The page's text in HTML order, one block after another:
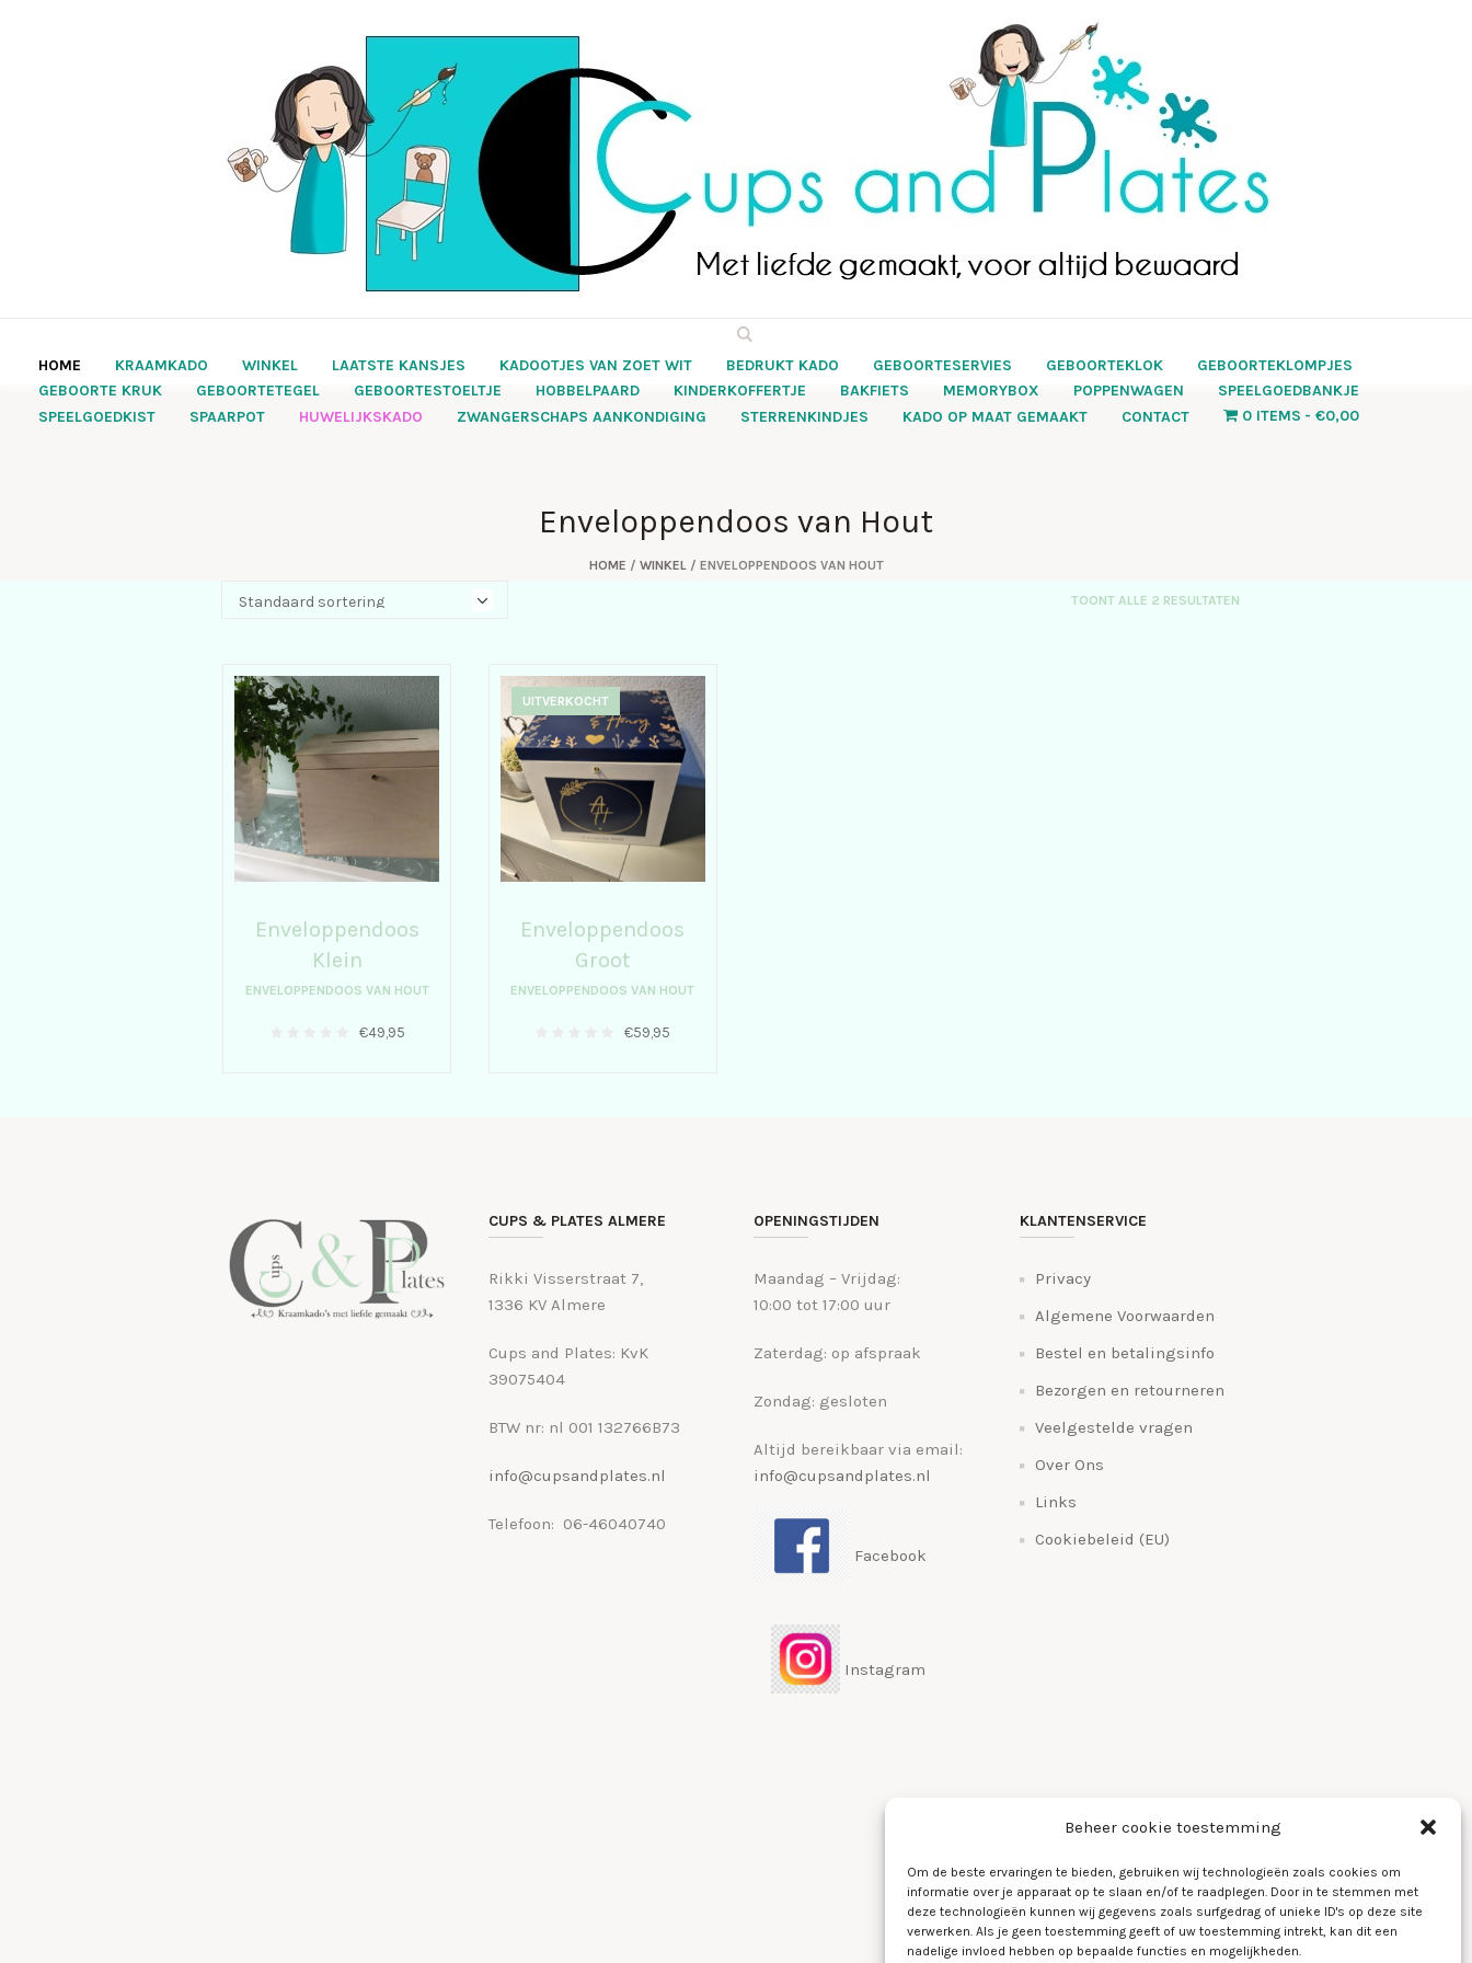
Beheer cookie toestemming
Om de beste ervaringen te bieden, gebruiken wij technologieën zoals cookies om
informatie over je apparaat op te slaan en/of te raadplegen. Door in te stemmen met
deze technologieën kunnen wij gegevens zoals surfgedrag of unieke ID's op deze site
verwerken. Als je geen toestemming geeft of uw toestemming intrekt, kan dit een
nadelige invloed hebben op bepaalde functies en mogelijkheden.
HOME KRAAMKADO WINKEL LAATSTE KANSJES KADOOTJES VAN ZOET WIT BEDRUKT KADO GEBOORTESERVIES GEBOORTEKLOK
GEBOORTEKLOMPJES
GEBOORTE KRUK
GEBOORTETEGEL GEBOORTESTOELTJE HOBBELPAARD KINDERKOFFERTJE BAKFIETS MEMORYBOX POPPENWAGEN
SPEELGOEDBANKJE
SPEELGOEDKIST
SPAARPOT HUWELIJKSKADO ZWANGERSCHAPS AANKONDIGING STERRENKINDJES KADO OP MAAT GEMAAKT CONTACT 0 ITEMS €0,00
Enveloppendoos van Hout
HOME / WINKEL / ENVELOPPENDOOS VAN HOUT
TOONT ALLE 2 RESULTATEN
Enveloppendoos
Klein
ENVELOPPENDOOS VAN HOUT
€49,95
UITVERKOCHT
Enveloppendoos
Groot
ENVELOPPENDOOS VAN HOUT
€59,95
CUPS & PLATES ALMERE
Rikki Visserstraat 7,
1336 KV Almere
Cups and Plates: KvK
39075404
BTW nr: nl 001 132766B73
info@cupsandplates.nl
Telefoon: 06-46040740
OPENINGSTIJDEN
Maandag – Vrijdag:
10:00 tot 17:00 uur
Zaterdag: op afspraak
Zondag: gesloten
Altijd bereikbaar via email:
info@cupsandplates.nl
Facebook
Instagram
KLANTENSERVICE
Privacy
Algemene Voorwaarden
Bestel en betalingsinfo
Bezorgen en retourneren
Veelgestelde vragen
Over Ons
Links
Cookiebeleid (EU)